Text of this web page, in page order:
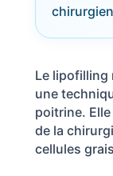
FAQ
Nos
Le lipofilling
une
poitrine.
de la
cellules